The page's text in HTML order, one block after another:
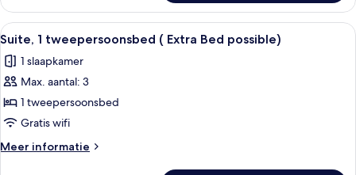
kamer,
eenpersoonsbed
Alle
foto's
voor
Suite,
1
tweepersoonsbed
(
Extra
Een hotelkamer met een groot bed,
8
Suite, 1 tweepersoonsbed ( Extra Bed possible)
1 slaapkamer
Max. aantal: 3
1 tweepersoonsbed
Gratis wifi
Meer informatie
Meer